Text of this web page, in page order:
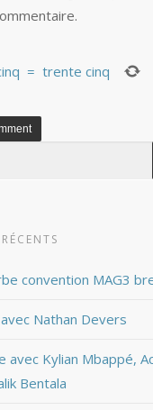
= trente cinq
convention MAG3
Nathan Devers
avec Kylian Mbappé,
Bentala